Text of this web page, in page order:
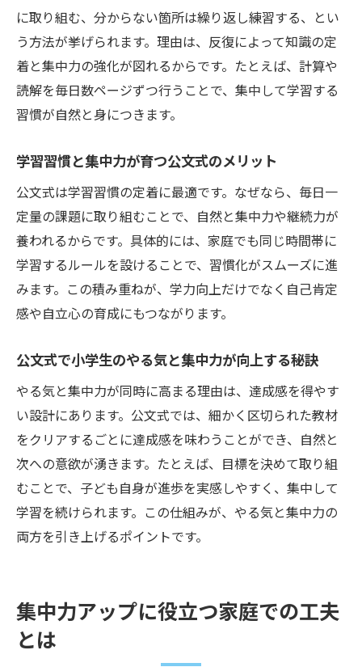
プ
横浜で人気の体幹トレーニングと集中力強
化
公文式学習と体幹トレーニングの相乗効果
とは
理由
コーディネーショントレーニングで小学生
集中力向上
横浜で話題のコーディネーション教室と集
中力
運動と学習が結びつく集中力アップの仕組
公文式と相性抜群のコーディネーショント
小学生集中力を養うコーディネーションの
コツ
家庭で始めるコーディネーション運動と集
中力
集中力を引き出す習い事の選び方ガイド
小学生集中力を伸ばす習い事の選び方とは
縄跳び教室が小学生集中力に与える効果
に取り組む、分からない箇所は繰り返し練習する、とい
う方法が挙げられます。理由は、反復によって知識の定
着と集中力の強化が図れるからです。たとえば、計算や
読解を毎日数ページずつ行うことで、集中して学習する
習慣が自然と身につきます。
学習習慣と集中力が育つ公文式のメリット
公文式は学習習慣の定着に最適です。なぜなら、毎日一
定量の課題に取り組むことで、自然と集中力や継続力が
養われるからです。具体的には、家庭でも同じ時間帯に
学習するルールを設けることで、習慣化がスムーズに進
みます。この積み重ねが、学力向上だけでなく自己肯定
感や自立心の育成にもつながります。
公文式で小学生のやる気と集中力が向上する秘訣
やる気と集中力が同時に高まる理由は、達成感を得やす
い設計にあります。公文式では、細かく区切られた教材
をクリアするごとに達成感を味わうことができ、自然と
次への意欲が湧きます。たとえば、目標を決めて取り組
むことで、子ども自身が進歩を実感しやすく、集中して
学習を続けられます。この仕組みが、やる気と集中力の
両方を引き上げるポイントです。
集中力アップに役立つ家庭での工夫
とは